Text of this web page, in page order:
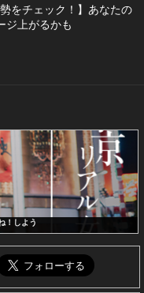
をチェック！】あなたの
ジ上がるかも
！しよう